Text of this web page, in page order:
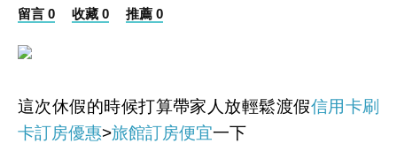
留言 0 收藏 0 推薦 0
這次休假的時候打算帶家人放輕鬆渡假信用卡刷
卡訂房優惠>旅館訂房便宜一下